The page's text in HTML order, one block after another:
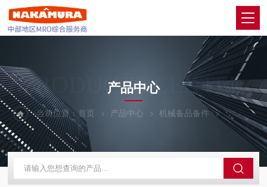
PRODUCTS CENTER
产品中心
当前位置：首页 产品中心 机械备品备件 KOGANEI